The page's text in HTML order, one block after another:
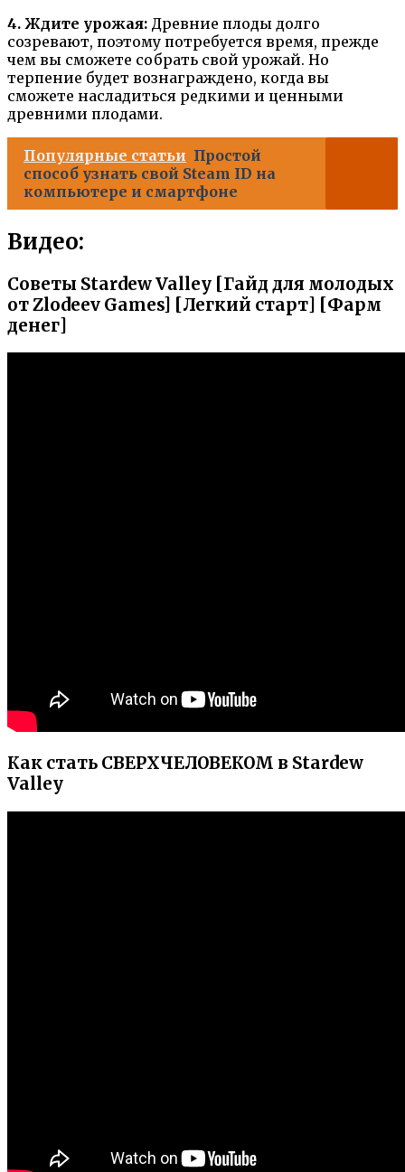
4. Ждите урожая: Древние плоды долго
созревают, поэтому потребуется время, прежде
чем вы сможете собрать свой урожай. Но
терпение будет вознаграждено, когда вы
сможете насладиться редкими и ценными
древними плодами.
Популярные статьи Простой
способ узнать свой Steam ID на
компьютере и смартфоне
Видео:
Советы Stardew Valley [Гайд для молодых
от Zlodeev Games] [Легкий старт] [Фарм
денег]
Как стать СВЕРХЧЕЛОВЕКОМ в Stardew
Valley